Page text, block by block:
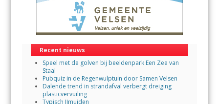
Recent nieuws
Speel met de golven bij beeldenpark Een Zee van
Staal
Pubquiz in de Regenwulptuin door Samen Velsen
Dalende trend in strandafval verbergt dreiging
plasticvervuiling
Typisch IJmuiden